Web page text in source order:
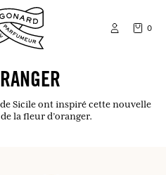
0
Sicile ont inspiré cette nouvelle
la fleur d’oranger.